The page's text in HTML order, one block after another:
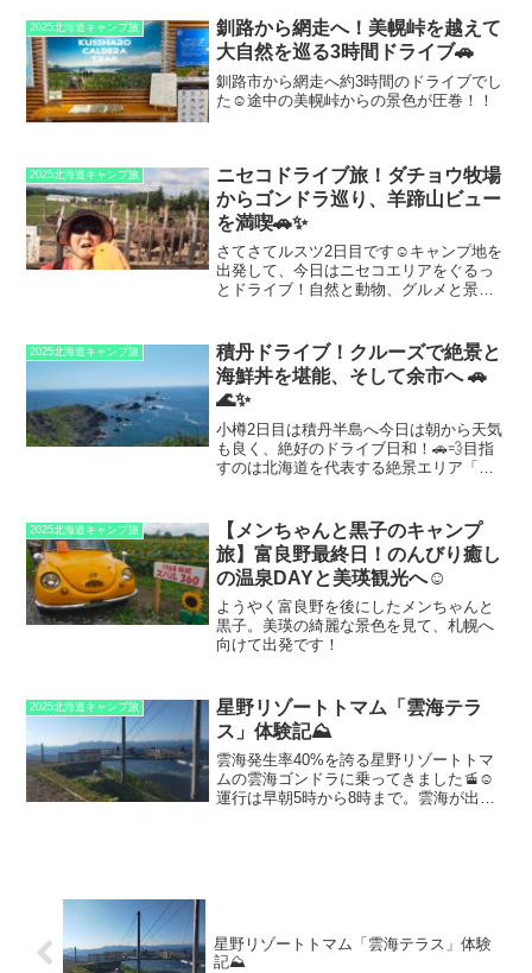
2025北海道キャンプ旅
釧路から網走へ！美幌峠を越えて
大自然を巡る3時間ドライブ🚗
釧路市から網走へ約3時間のドライブでし
た☺️途中の美幌峠からの景色が圧巻！！
2025北海道キャンプ旅
ニセコドライブ旅！ダチョウ牧場
からゴンドラ巡り、羊蹄山ビュー
を満喫🚗✨
さてさてルスツ2日目です☺️キャンプ地を
出発して、今日はニセコエリアをぐるっ
とドライブ！自然と動物、グルメと景色
定。ここは1泊500円とリーズナブルで、
トイレや炊事場も...
2025北海道キャンプ旅
積丹ドライブ！クルーズで絶景と
海鮮丼を堪能、そして余市へ 🚗
🌊✨
小樽2日目は積丹半島へ今日は朝から天気
も良く、絶好のドライブ日和！🚗💨目指
すのは北海道を代表する絶景エリア「積
風が心地よく感じられます。途中で立ち
寄る展望スポットもまた...
2025北海道キャンプ旅
【メンちゃんと黒子のキャンプ
旅】富良野最終日！のんびり癒し
の温泉DAYと美瑛観光へ☺️
ようやく富良野を後にしたメンちゃんと
黒子。美瑛の綺麗な景色を見て、札幌へ
向けて出発です！
2025北海道キャンプ旅
星野リゾートトマム「雲海テラ
ス」体験記⛰️
雲海発生率40%を誇る星野リゾートトマ
ムの雲海ゴンドラに乗ってきました🚡☺️
運行は早朝5時から8時まで。雲海が出現
星野リゾートトマム「雲海テラス」体験
記⛰️